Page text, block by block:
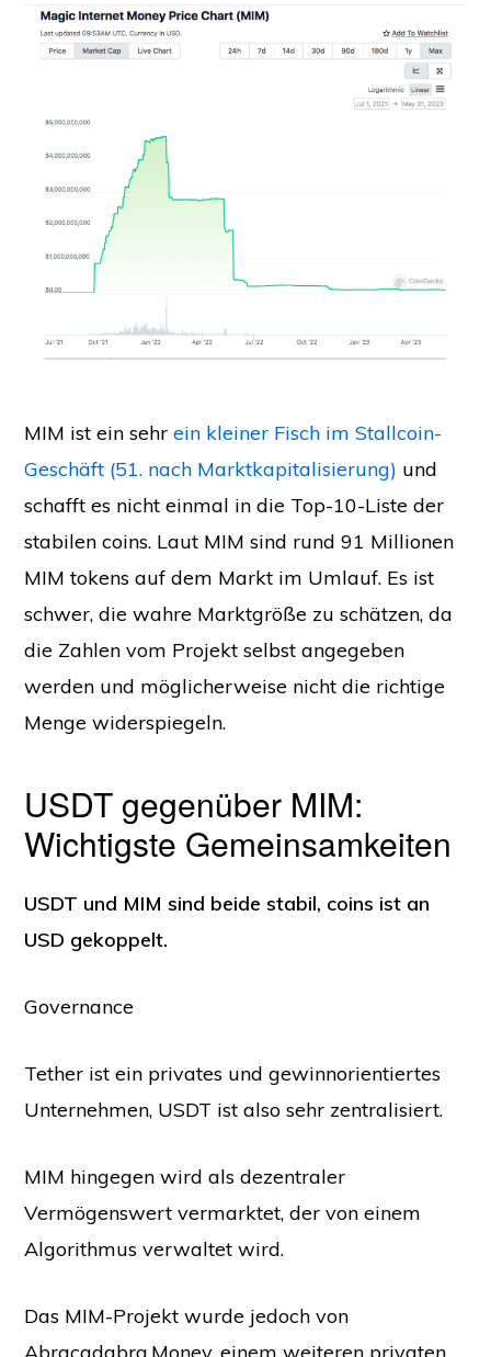
MIM ist ein sehr ein kleiner Fisch im Stallcoin-
Geschäft (51. nach Marktkapitalisierung) und
schafft es nicht einmal in die Top-10-Liste der
stabilen coins. Laut MIM sind rund 91 Millionen
MIM tokens auf dem Markt im Umlauf. Es ist
schwer, die wahre Marktgröße zu schätzen, da
die Zahlen vom Projekt selbst angegeben
werden und möglicherweise nicht die richtige
Menge widerspiegeln.
USDT gegenüber MIM:
Wichtigste Gemeinsamkeiten
USDT und MIM sind beide stabil, coins ist an
USD gekoppelt.
Governance
Tether ist ein privates und gewinnorientiertes
Unternehmen, USDT ist also sehr zentralisiert.
MIM hingegen wird als dezentraler
Vermögenswert vermarktet, der von einem
Algorithmus verwaltet wird.
Das MIM-Projekt wurde jedoch von